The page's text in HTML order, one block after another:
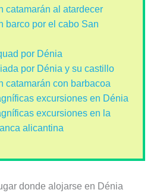
catamarán al atardecer
barco por el cabo San
por Dénia
por Dénia y su castillo
catamarán con barbacoa
excursiones en Dénia
excursiones en la
alicantina
donde alojarse en Dénia